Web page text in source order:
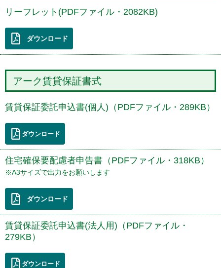
リーフレット(PDFファイル・2082KB)
ダウンロード
アーク賃貸保証書式
賃貸保証委託申込書(個人)（PDFファイル・289KB）
ダウンロード
住宅確保要配慮者申告書（PDFファイル・318KB）
※A3サイズで出力をお願いします
ダウンロード
賃貸保証委託申込書(法人用)（PDFファイル・
279KB）
ダウンロード